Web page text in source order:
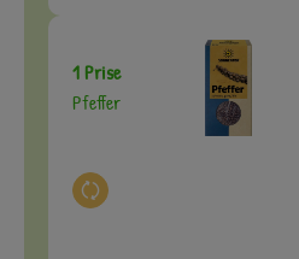
1 Prise
Pfeffer
Auswahl ändern